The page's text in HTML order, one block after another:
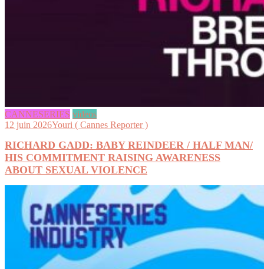
CANNESERIES videos
12 juin 2026Youri ( Cannes Reporter )
RICHARD GADD: BABY REINDEER / HALF MAN/
HIS COMMITMENT RAISING AWARENESS
ABOUT SEXUAL VIOLENCE